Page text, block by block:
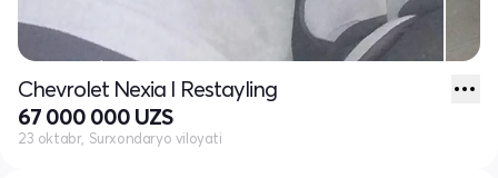
Chevrolet Nexia I Restayling
67 000 000 UZS
23 oktabr, Surxondaryo viloyati